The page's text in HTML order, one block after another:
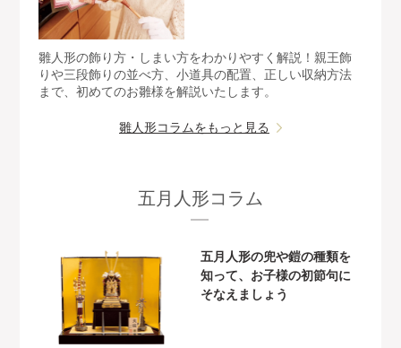
雛人形の飾り方・しまい方をわかりやすく解説！親王飾
りや三段飾りの並べ方、小道具の配置、正しい収納方法
まで、初めてのお雛様を解説いたします。
雛人形コラムをもっと見る
五月人形コラム
五月人形の兜や鎧の種類を
知って、お子様の初節句に
そなえましょう